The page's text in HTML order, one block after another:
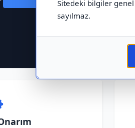
Sitedeki bilgiler
sayılmaz.